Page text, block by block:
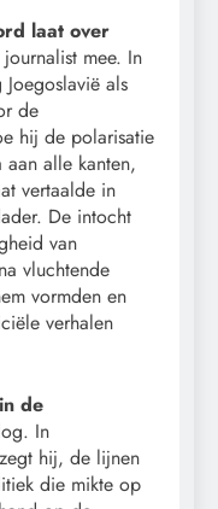
laat over
mee. In
als
de
hij de polarisatie
alle kanten,
vertaalde in
De intocht
van
vluchtende
vormden en
verhalen
de
In
hij, de lijnen
die mikte op